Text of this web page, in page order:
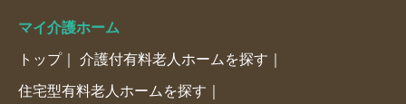
マイ介護ホーム
トップ 介護付有料老人ホームを探す
住宅型有料老人ホームを探す